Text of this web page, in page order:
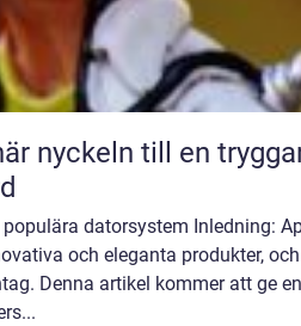
populära datorsystem Inledning:
och eleganta produkter, och
Denna artikel kommer att ge en